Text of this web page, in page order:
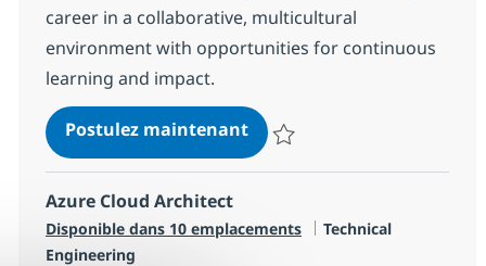
career in a collaborative, multicultural
environment with opportunities for continuous
learning and impact.
Postulez maintenantDatabricks Expert - Data
Azure Cloud Architect
Disponible dans 10 emplacements Catégorie
Technical
Engineering